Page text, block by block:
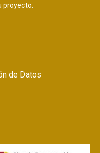
de Datos